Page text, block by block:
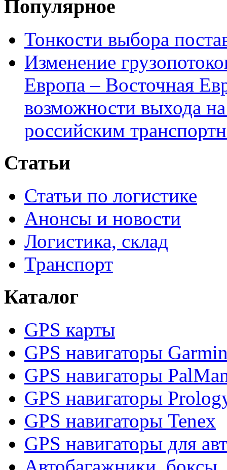
Популярное
Тонкости выбора
Изменение
Европа – Восточная
возможности выхода
российским
Статьи
Статьи по логистике
Анонсы и новости
Логистика, склад
Транспорт
Каталог
GPS карты
GPS навигаторы
GPS навигаторы
GPS навигаторы
GPS навигаторы Tenex
GPS навигаторы для